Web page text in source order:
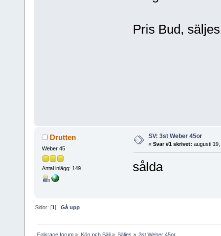
Pris Bud,
Drutten
Weber 45
Antal inlägg: 149
SV: 3st Weber 45or
« Svar #1 skrivet: augusti
sålda
Sidor: [1]Gå upp
Folkrace forum » Köp och Sälj» Säljes » 3st Weber 45or